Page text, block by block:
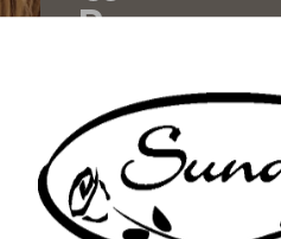
de
direkt till